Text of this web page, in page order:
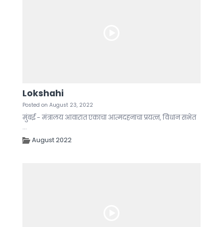
Lokshahi
Posted on August 23, 2022
मुंबई - मंत्रालय आवारात एकाचा आत्मदहनाचा प्रयत्न, विधान सभेत
...
August 2022